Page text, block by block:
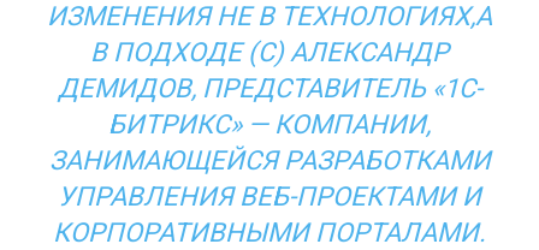
ИЗМЕНЕНИЯ НЕ В ТЕХНОЛОГИЯХ,А
В ПОДХОДЕ (С) АЛЕКСАНДР
ДЕМИДОВ, ПРЕДСТАВИТЕЛЬ «1С-
БИТРИКС» — КОМПАНИИ,
ЗАНИМАЮЩЕЙСЯ РАЗРАБОТКАМИ
УПРАВЛЕНИЯ ВЕБ-ПРОЕКТАМИ И
КОРПОРАТИВНЫМИ ПОРТАЛАМИ.